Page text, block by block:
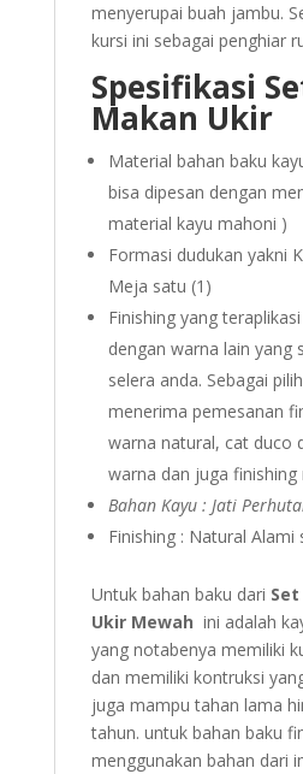
menyerupai buah jambu.
kursi ini sebagai penghiar
Spesifikasi
Makan Ukir
Material bahan baku
bisa dipesan dengan
material kayu mahoni )
Formasi dudukan yakni
Meja satu (1)
Finishing yang
dengan warna lain yang
selera anda. Sebagai
menerima pemesanan
warna natural, cat duco
warna dan juga finishing
Bahan Kayu : Jati
Finishing : Natural Alami
Untuk bahan baku dari
Ukir Mewah ini adalah
yang notabenya memiliki
dan memiliki kontruksi
juga mampu tahan lama
tahun. untuk bahan baku
menggunakan bahan dari